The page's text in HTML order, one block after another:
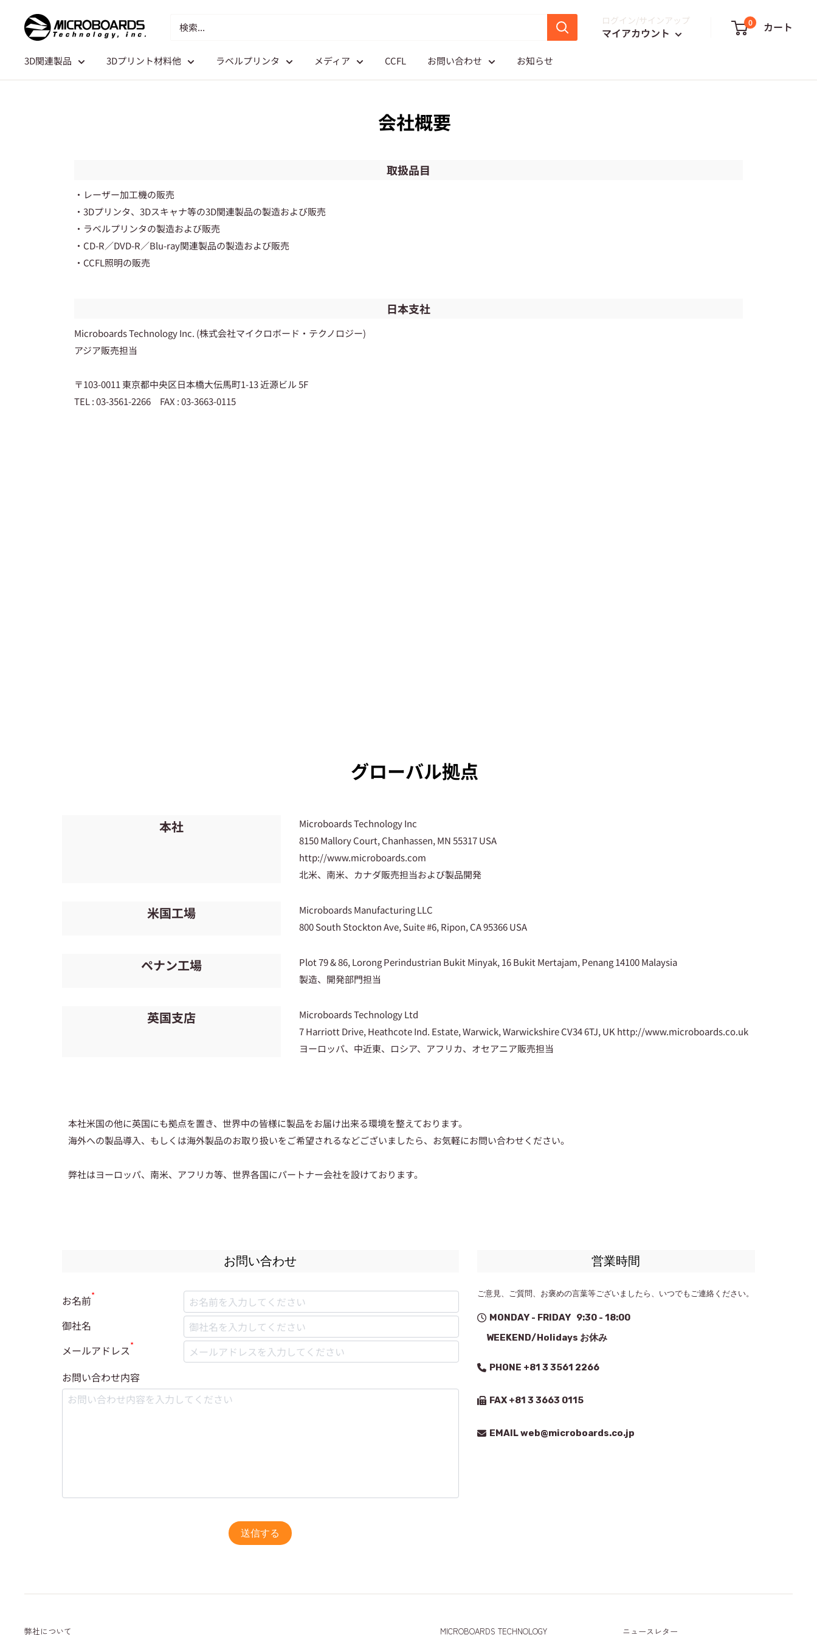
ログイン/サインアップ
マイアカウント
0 カート
3D関連製品 3Dプリント材料他 ラベルプリンタ メディア CCFL お問い合わせ お知らせ
会社概要
取扱品目
・レーザー加工機の販売
・3Dプリンタ、3Dスキャナ等の3D関連製品の製造および販売
・ラベルプリンタの製造および販売
・CD-R／DVD-R／Blu-ray関連製品の製造および販売
・CCFL照明の販売
日本支社
Microboards Technology Inc. (株式会社マイクロボード・テクノロジー)
アジア販売担当
〒103-0011 東京都中央区日本橋大伝馬町1-13 近源ビル 5F
TEL : 03-3561-2266 FAX : 03-3663-0115
グローバル拠点
本社
Microboards Technology Inc
8150 Mallory Court, Chanhassen, MN 55317 USA
http://www.microboards.com
北米、南米、カナダ販売担当および製品開発
米国工場
Microboards Manufacturing LLC
800 South Stockton Ave, Suite #6, Ripon, CA 95366 USA
ペナン工場
Plot 79 & 86, Lorong Perindustrian Bukit Minyak, 16 Bukit Mertajam, Penang 14100 Malaysia
製造、開発部門担当
英国支店
Microboards Technology Ltd
7 Harriott Drive, Heathcote Ind. Estate, Warwick, Warwickshire CV34 6TJ, UK http://www.microboards.co.uk
ヨーロッパ、中近東、ロシア、アフリカ、オセアニア販売担当
本社米国の他に英国にも拠点を置き、世界中の皆様に製品をお届け出来る環境を整えております。
海外への製品導入、もしくは海外製品のお取り扱いをご希望されるなどございましたら、お気軽にお問い合わせください。
弊社はヨーロッパ、南米、アフリカ等、世界各国にパートナー会社を設けております。
お問い合わせ
お名前*
御社名
メールアドレス*
お問い合わせ内容
送信する
営業時間
ご意見、ご質問、お褒めの言葉等ございましたら、いつでもご連絡ください。
MONDAY - FRIDAY 9:30 - 18:00
WEEKEND/Holidays お休み
PHONE +81 3 3561 2266
FAX +81 3 3663 0115
EMAIL web@microboards.co.jp
弊社について MICROBOARDS TECHNOLOGY ニュースレター